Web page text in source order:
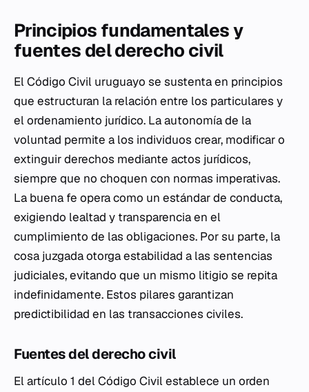
Principios fundamentales y
fuentes del derecho civil
El Código Civil uruguayo se sustenta en principios
que estructuran la relación entre los particulares y
el ordenamiento jurídico. La autonomía de la
voluntad permite a los individuos crear, modificar o
extinguir derechos mediante actos jurídicos,
siempre que no choquen con normas imperativas.
La buena fe opera como un estándar de conducta,
exigiendo lealtad y transparencia en el
cumplimiento de las obligaciones. Por su parte, la
cosa juzgada otorga estabilidad a las sentencias
judiciales, evitando que un mismo litigio se repita
indefinidamente. Estos pilares garantizan
predictibilidad en las transacciones civiles.
Fuentes del derecho civil
El artículo 1 del Código Civil establece un orden